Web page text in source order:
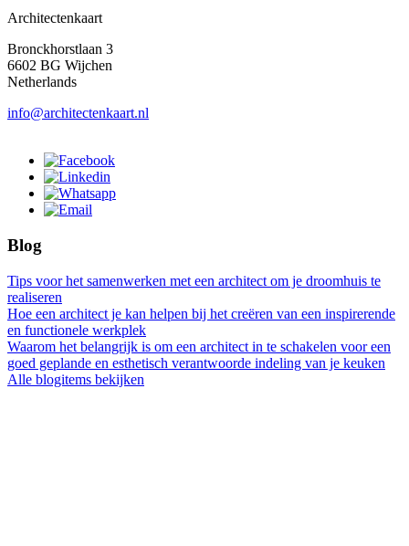
Architectenkaart
Bronckhorstlaan 3
6602 BG Wijchen
Netherlands
info@architectenkaart.nl
Blog
Tips voor het samenwerken met een architect om je droomhuis te
realiseren
Hoe een architect je kan helpen bij het creëren van een inspirerende
en functionele werkplek
Waarom het belangrijk is om een architect in te schakelen voor een
goed geplande en esthetisch verantwoorde indeling van je keuken
Alle blogitems bekijken